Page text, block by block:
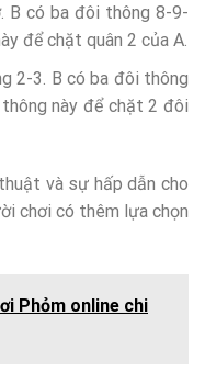
B có ba đôi thông 8-9-
để chặt quân 2 của A.
2-3. B có ba đôi thông
này để chặt 2 đôi
và sự hấp dẫn cho
chơi có thêm lựa chọn
Phỏm online chi